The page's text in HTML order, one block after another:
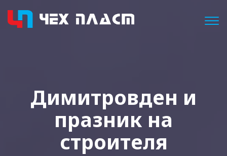
Димитровден и
празник на
строителя